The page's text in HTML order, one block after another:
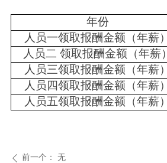
年份
人员一领取报酬金额（年薪）
人员二 领取报酬金额（年薪）
人员三领取报酬金额（年薪）
人员四领取报酬金额（年薪）
人员五领取报酬金额（年薪）
ꄴ 前一个： 无